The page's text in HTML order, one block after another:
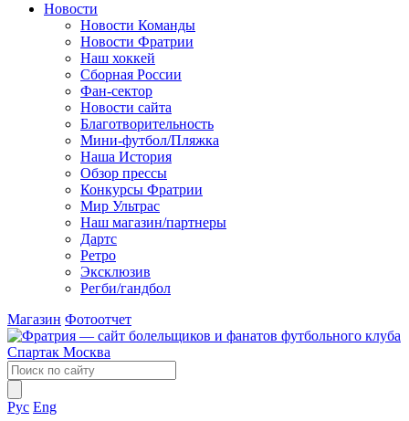
Новости
Новости Команды
Новости Фратрии
Наш хоккей
Сборная России
Фан-cектор
Новости сайта
Благотворительность
Мини-футбол/Пляжка
Наша История
Обзор прессы
Конкурсы Фратрии
Мир Ультрас
Наш магазин/партнеры
Дартс
Ретро
Эксклюзив
Регби/гандбол
Магазин Фотоотчет
Рус Eng